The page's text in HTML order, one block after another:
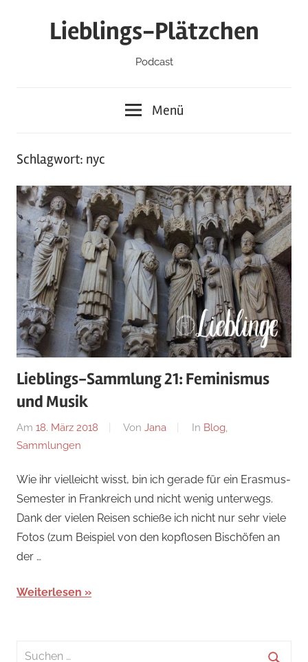
Lieblings-Plätzchen
Podcast
Menü
Schlagwort: nyc
Lieblings-Sammlung 21: Feminismus
und Musik
Am 18. März 2018 Von Jana In Blog,
Sammlungen
Wie ihr vielleicht wisst, bin ich gerade für ein Erasmus-
Semester in Frankreich und nicht wenig unterwegs.
Dank der vielen Reisen schieße ich nicht nur sehr viele
Fotos (zum Beispiel von den kopflosen Bischöfen an
der …
Weiterlesen